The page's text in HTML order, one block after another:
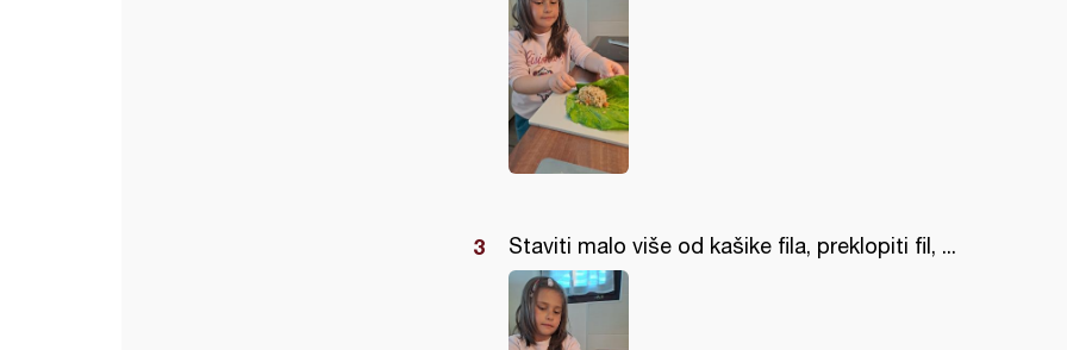
Staviti malo više od kašike fila, preklopiti fil, ...